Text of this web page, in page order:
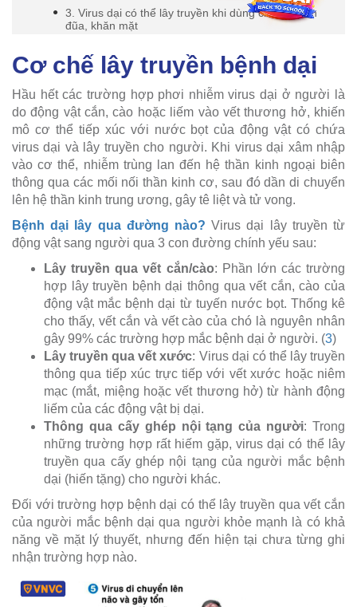
3. Virus dại có thể lây truyền khi dùng chung chén
đũa, khăn mặt
Cơ chế lây truyền bệnh dại
Hầu hết các trường hợp phơi nhiễm virus dại ở người là
do động vật cắn, cào hoặc liếm vào vết thương hở, khiến
mô cơ thể tiếp xúc với nước bọt của động vật có chứa
virus dại và lây truyền cho người. Khi virus dại xâm nhập
vào cơ thể, nhiễm trùng lan đến hệ thần kinh ngoại biên
thông qua các mối nối thần kinh cơ, sau đó dần di chuyển
lên hệ thần kinh trung ương, gây tê liệt và tử vong.
Bệnh dại lây qua đường nào? Virus dại lây truyền từ
động vật sang người qua 3 con đường chính yếu sau:
Lây truyền qua vết cắn/cào: Phần lớn các trường
hợp lây truyền bệnh dại thông qua vết cắn, cào của
động vật mắc bệnh dại từ tuyến nước bọt. Thống kê
cho thấy, vết cắn và vết cào của chó là nguyên nhân
gây 99% các trường hợp mắc bệnh dại ở người. (3)
Lây truyền qua vết xước: Virus dại có thể lây truyền
thông qua tiếp xúc trực tiếp với vết xước hoặc niêm
mạc (mắt, miệng hoặc vết thương hở) từ hành động
liếm của các động vật bị dại.
Thông qua cấy ghép nội tạng của người: Trong
những trường hợp rất hiếm gặp, virus dại có thể lây
truyền qua cấy ghép nội tạng của người mắc bệnh
dại (hiến tặng) cho người khác.
Đối với trường hợp bệnh dại có thể lây truyền qua vết cắn
của người mắc bệnh dại qua người khỏe mạnh là có khả
năng về mặt lý thuyết, nhưng đến hiện tại chưa từng ghi
nhận trường hợp nào.